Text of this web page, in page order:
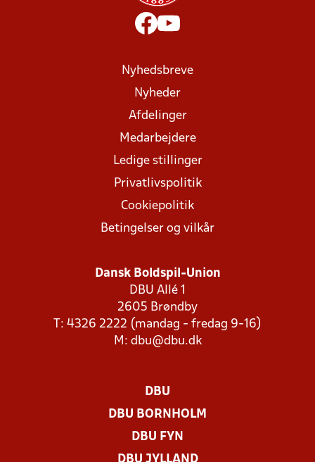
Nyhedsbreve
Nyheder
Afdelinger
Medarbejdere
Ledige stillinger
Privatlivspolitik
Cookiepolitik
Betingelser og vilkår
Dansk Boldspil-Union
DBU Allé 1
2605 Brøndby
T: 4326 2222 (mandag - fredag 9-16)
M: dbu@dbu.dk
DBU
DBU BORNHOLM
DBU FYN